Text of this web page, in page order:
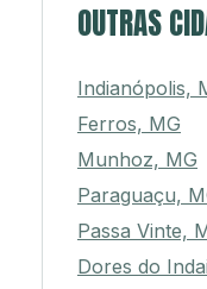
OUTRAS
Indianópolis,
Ferros, MG
Munhoz, MG
Paraguaçu,
Passa Vinte,
Dores do